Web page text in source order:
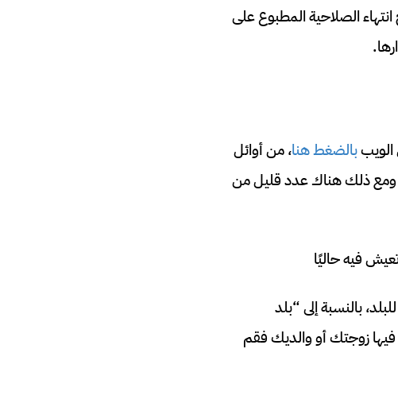
الصلاحية المطبوع على
الويببالضغط هنا، من أوائل
ومع ذلك هناك عدد قليل من
فيه حاليًا
بالنسبة إلى “بلد
فيها زوجتك أو والديك فقم